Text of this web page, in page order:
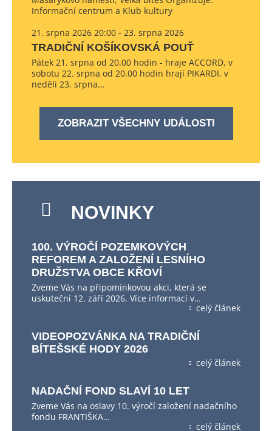
Informační centrum a Klub kultury
21. srpna 2026 20:00 - 23. srpna 2026
TRADIČNÍ KOŠÍKOVSKÁ POUŤ
Pátek 21. srpna od 20.00 hodin - hraje ACCORD, v
sobotu 22. srpna od 20.00 hodin hrají PIKARDI, v
neděli 23. srpna…
ZOBRAZIT VŠECHNY UDÁLOSTI
NOVINKY
100. VÝROČÍ POZEMKOVÝCH
REFOREM A ZALOŽENÍ LESNÍHO
DRUŽSTVA OBCE KŘOVÍ
Zveme Vás na připomínkovou akci, která se
uskuteční 12. září 2026. Více informací v…
celý článek
VIDEOPOZVÁNKA NA TRADIČNÍ
BÍTEŠSKÉ HODY 2026
celý článek
NADAČNÍ FOND SLAVÍ 10 LET
Zveme Vás na oslavy 10. výročí založení nadačního
fondu FRANTIŠKA…
celý článek